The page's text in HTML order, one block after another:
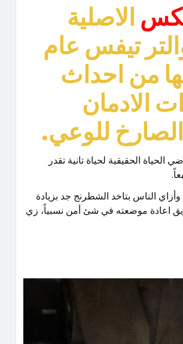
الاصلية
تيفس عام
من احداث
الادمان
للوعي.
الحقيقية لحياة تانية تقدر
الناس بتاخد الشطرنج جد بزيادة
اعادة موضعته في شئ أمن نسبياً، زي